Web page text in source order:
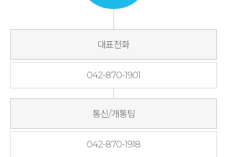
대표전화
042-870-1901
통신/개통팀
042-870-1918